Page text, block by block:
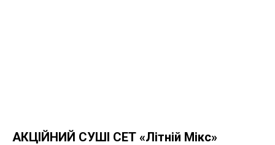
АКЦІЙНИЙ СУШІ СЕТ «Літній Мікс»